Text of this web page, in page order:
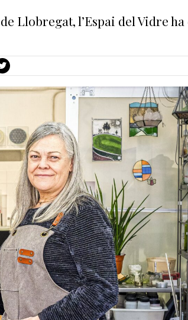
Llobregat, l’Espai del Vidre